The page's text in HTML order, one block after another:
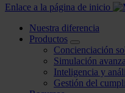
Enlace a la página de inicio
Nuestra diferencia
Productos
Concienciación
Simulación
Inteligencia y
Gestión del